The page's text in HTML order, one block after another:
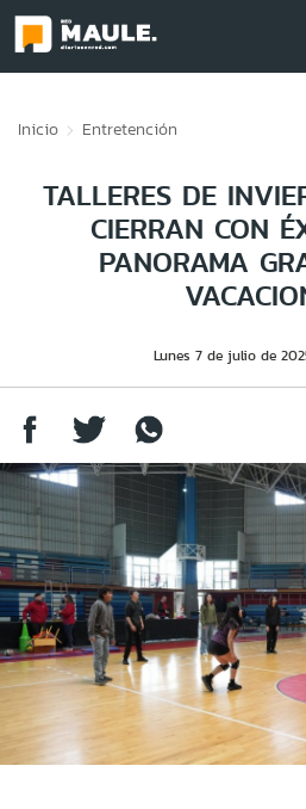
Inicio Entretención
TALLERES DE
CIERRAN CON
PANORAMA
Lunes 7 de julio de